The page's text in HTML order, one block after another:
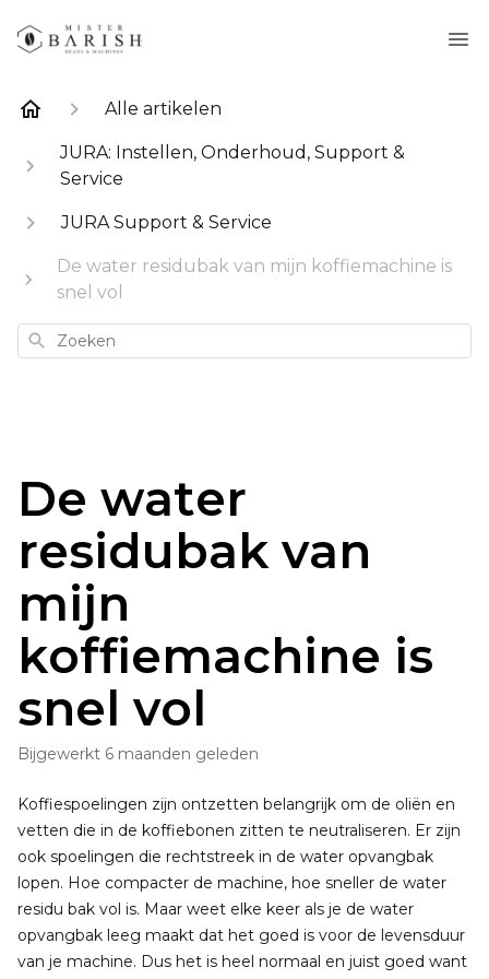
Alle artikelen
JURA: Instellen, Onderhoud, Support &
Service
JURA Support & Service
De water residubak van mijn koffiemachine is
snel vol
Zoeken
De water
residubak van
mijn
koffiemachine is
snel vol
Bijgewerkt 6 maanden geleden
Koffiespoelingen zijn ontzetten belangrijk om de oliën en
vetten die in de koffiebonen zitten te neutraliseren. Er zijn
ook spoelingen die rechtstreek in de water opvangbak
lopen. Hoe compacter de machine, hoe sneller de water
residu bak vol is. Maar weet elke keer als je de water
opvangbak leeg maakt dat het goed is voor de levensduur
van je machine. Dus het is heel normaal en juist goed want